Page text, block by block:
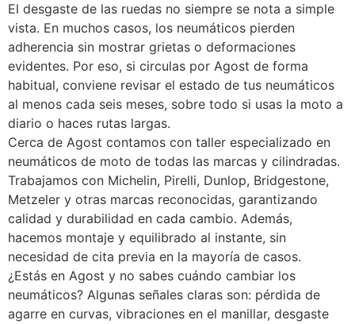
El desgaste de las ruedas no siempre se nota a simple
vista. En muchos casos, los neumáticos pierden
adherencia sin mostrar grietas o deformaciones
evidentes. Por eso, si circulas por Agost de forma
habitual, conviene revisar el estado de tus neumáticos
al menos cada seis meses, sobre todo si usas la moto a
diario o haces rutas largas.
Cerca de Agost contamos con taller especializado en
neumáticos de moto de todas las marcas y cilindradas.
Trabajamos con Michelin, Pirelli, Dunlop, Bridgestone,
Metzeler y otras marcas reconocidas, garantizando
calidad y durabilidad en cada cambio. Además,
hacemos montaje y equilibrado al instante, sin
necesidad de cita previa en la mayoría de casos.
¿Estás en Agost y no sabes cuándo cambiar los
neumáticos? Algunas señales claras son: pérdida de
agarre en curvas, vibraciones en el manillar, desgaste